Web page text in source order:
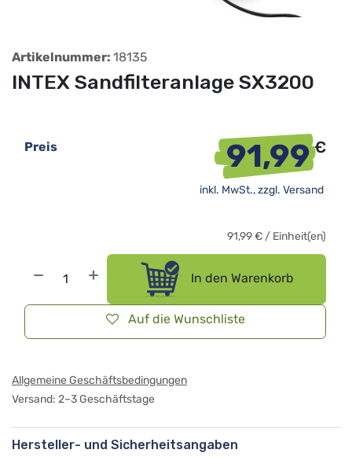
Artikelnummer: 18135
INTEX Sandfilteranlage SX3200
In den Warenkorb
Auf die Wunschliste
Preis 91,99€
inkl. MwSt., zzgl. Versand
91,99€ / Einheit(en)
Allgemeine Geschäftsbedingungen
Versand: 2–3 Geschäftstage
Hersteller- und Sicherheitsangaben